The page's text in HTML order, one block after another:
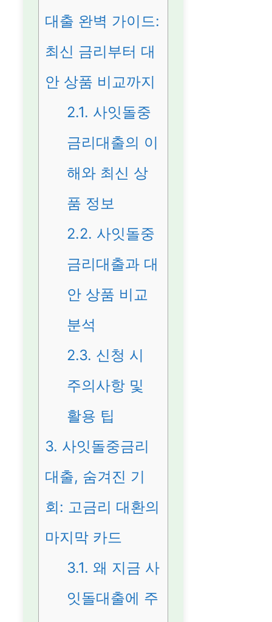
대출 완벽 가이드:
최신 금리부터 대
안 상품 비교까지
2.1. 사잇돌중
금리대출의 이
해와 최신 상
품 정보
2.2. 사잇돌중
금리대출과 대
안 상품 비교
분석
2.3. 신청 시
주의사항 및
활용 팁
3. 사잇돌중금리
대출, 숨겨진 기
회: 고금리 대환의
마지막 카드
3.1. 왜 지금 사
잇돌대출에 주